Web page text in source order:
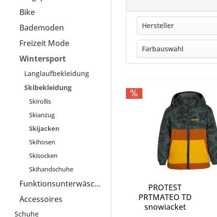
Bike
Bademoden
Freizeit Mode
Wintersport
Langlaufbekleidung
Skibekleidung
Skirollis
Skianzug
Skijacken
Skihosen
Skisocken
Skihandschuhe
Funktionsunterwäsche
Accessoires
Schuhe
Hersteller
CMP
DARE2B
McKINLEY
PROTEST
QUIKSILVER
REGATTA GREAT
REHALL
ROXY
ZIENER
Farbauswahl
bunt
gelb
grau
grün
lila
mehrfarbig
pink
rot
schwarz
silber
PROTEST
PRTMATEO TD
snowjacket